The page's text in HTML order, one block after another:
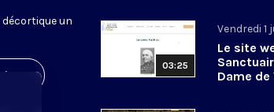
décortique un
03:25
Vendredi 1
Le site
Dame de